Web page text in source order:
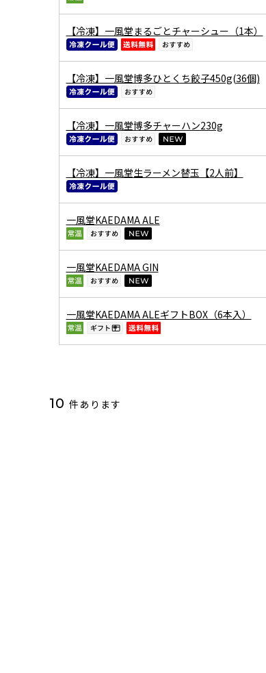
【冷凍】一風堂まるごとチャーシュー（1本）
【冷凍】一風堂博多ひとくち餃子450g(36個)
【冷凍】一風堂博多チャーハン230g
【冷凍】一風堂生ラーメン替玉【2人前】
一風堂KAEDAMA ALE
一風堂KAEDAMA GIN
一風堂KAEDAMA ALEギフトBOX（6本入）
10 件あります